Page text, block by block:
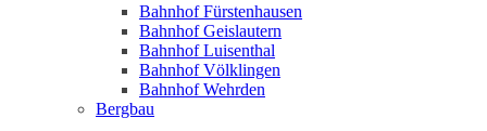
Bahnhof Fürstenhausen
Bahnhof Geislautern
Bahnhof Luisenthal
Bahnhof Völklingen
Bahnhof Wehrden
Bergbau